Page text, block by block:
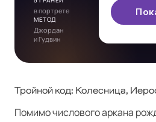
в портрете
МЕТОД
Джордан
и Гудвин
Тройной код: Колесница,
Помимо числового аркана